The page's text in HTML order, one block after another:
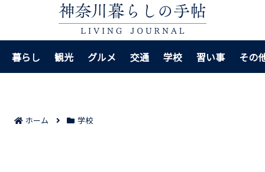
暮らし 観光 グルメ 交通 学校 習い事 その
ホーム 学校